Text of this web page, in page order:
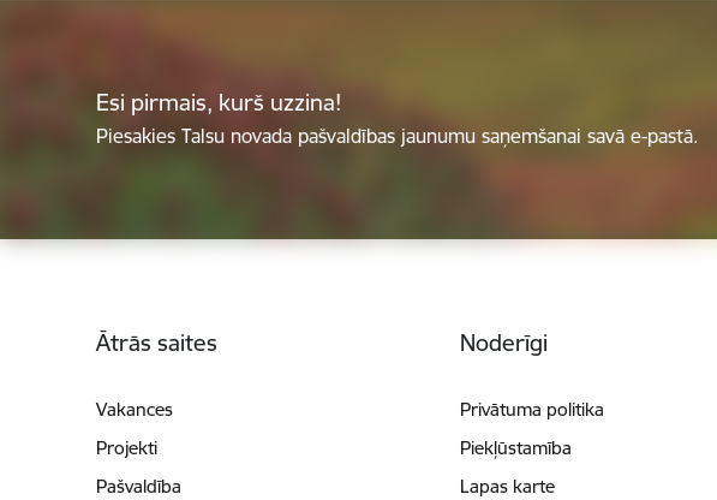
Esi pirmais, kurš uzzina!
Piesakies Talsu novada pašvaldības jaunumu saņemšanai savā e-pastā.
Ātrās saites
Vakances
Projekti
Pašvaldība
Noderīgi
Privātuma politika
Piekļūstamība
Lapas karte